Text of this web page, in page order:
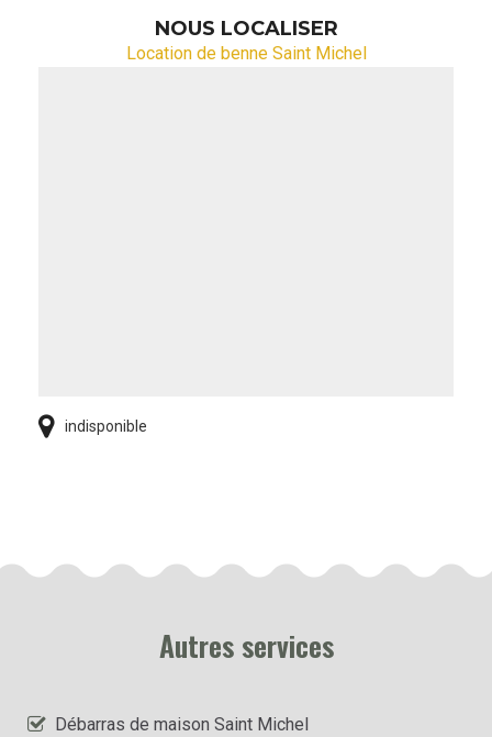
NOUS LOCALISER
Location de benne Saint Michel
indisponible
Autres services
Débarras de maison Saint Michel